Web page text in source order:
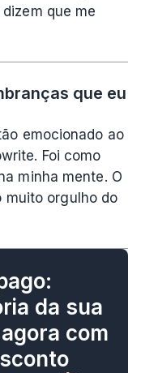
que me
que eu
emocionado ao
Foi como
minha mente. O
muito orgulho do
da sua
com